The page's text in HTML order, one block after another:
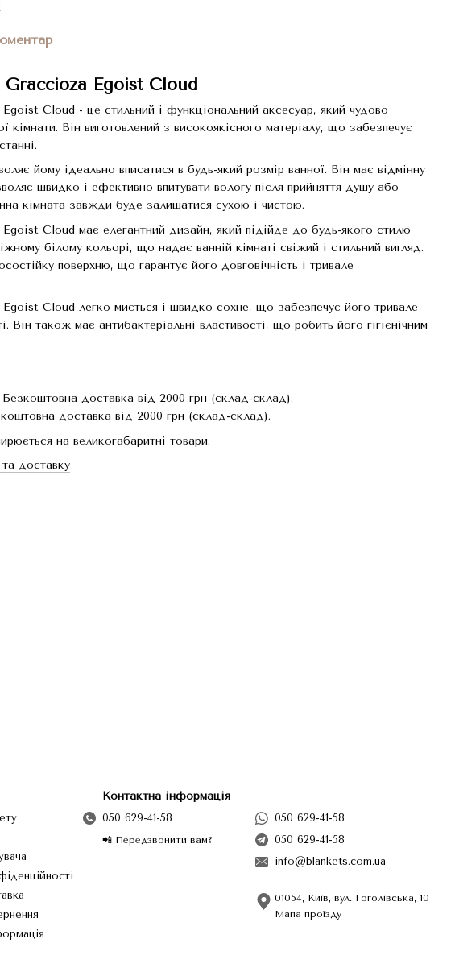
Egoist Cloud
Cloud - це стильний і функціональний аксесуар, який чудово
кімнати. Він виготовлений з високоякісного матеріалу, що забезпечує
йому ідеально вписатися в будь-який розмір ванної. Він має відмінну
швидко і ефективно впитувати вологу після прийняття душу або
кімната завжди буде залишатися сухою і чистою.
Cloud має елегантний дизайн, який підійде до будь-якого стилю
білому кольорі, що надає ванній кімнаті свіжий і стильний вигляд.
поверхню, що гарантує його довговічність і тривале
Cloud легко миється і швидко сохне, що забезпечує його тривале
Він також має антибактеріальні властивості, що робить його гігієнічним
доставка від 2000 грн (склад-склад).
доставка від 2000 грн (склад-склад).
на великогабаритні товари.
доставку
Контактна інформація
050 629-41-58
📲 Передзвонити вам?
050 629-41-58
050 629-41-58
info@blankets.com.ua
01054, Київ, вул. Гоголівська, 10
Мапа проїзду